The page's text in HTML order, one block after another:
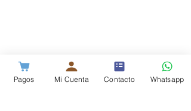
Pagos Mi Cuenta Contacto Whatsapp